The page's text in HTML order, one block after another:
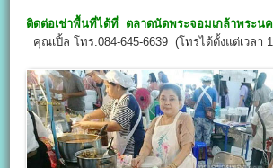
ติดต่อเช่าพื้นที่ได้ที่ ตลาดนัดพระจอมเกล้าพระน
คุณเปิ้ล โทร.084-645-6639 (โทรได้ตั้งแต่เวลา